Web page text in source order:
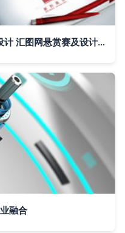
全面提升广告公司Logo与字体设计 汇图网悬赏赛及设计建议
融合